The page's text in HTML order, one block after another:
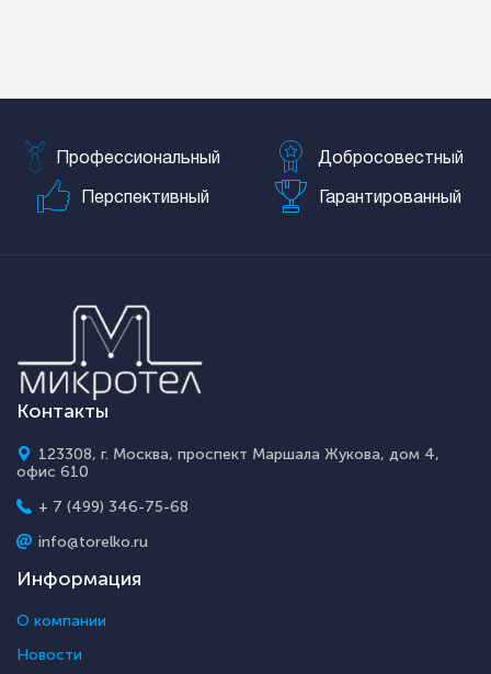
Профессиональный Добросовестный
Перспективный Гарантированный
Контакты
123308, г. Москва, проспект Маршала Жукова, дом 4,
офис 610
+ 7 (499) 346-75-68
info@torelko.ru
Информация
О компании
Новости